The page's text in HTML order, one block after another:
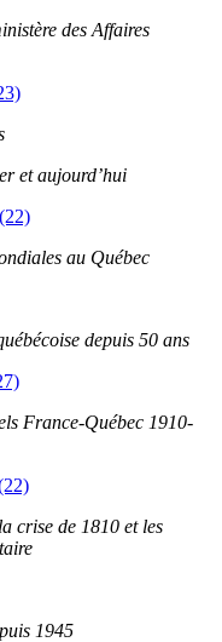
des Affaires
et aujourd’hui
au Québec
depuis 50 ans
France-Québec 1910-
crise de 1810 et les
1945